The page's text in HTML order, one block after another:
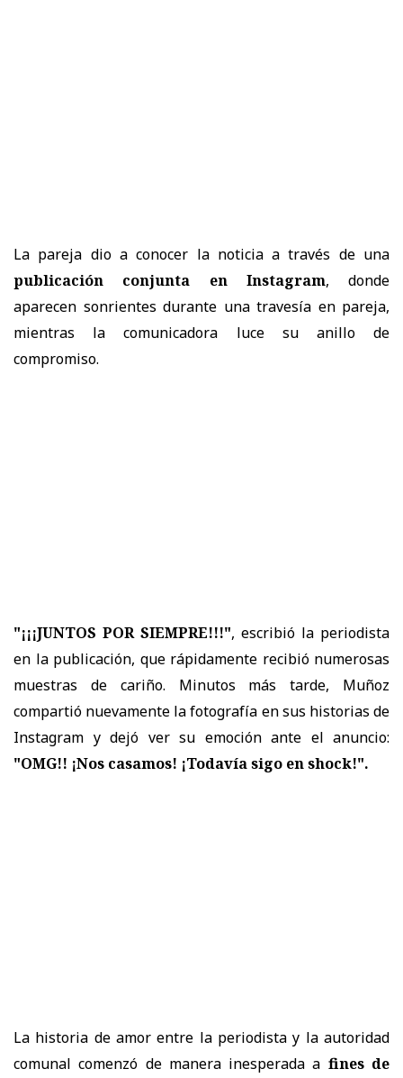
La pareja dio a conocer la noticia a través de una
publicación conjunta en Instagram, donde
aparecen sonrientes durante una travesía en pareja,
mientras la comunicadora luce su anillo de
compromiso.
"¡¡¡JUNTOS POR SIEMPRE!!!", escribió la periodista
en la publicación, que rápidamente recibió numerosas
muestras de cariño. Minutos más tarde, Muñoz
compartió nuevamente la fotografía en sus historias de
Instagram y dejó ver su emoción ante el anuncio:
"OMG!! ¡Nos casamos! ¡Todavía sigo en shock!".
La historia de amor entre la periodista y la autoridad
comunal comenzó de manera inesperada a fines de